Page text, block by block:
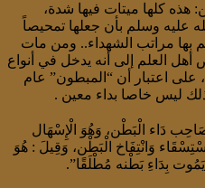
هذه كلها ميتات فيها شدة،
عليه وسلم بأن جعلها تمحيصاً
بها مراتب الشهداء.. ومن مات
العلم إلى أنه يدخل في أنواع
على اعتبار أن “المبطون” عام
ليس خاصا بداء معين .
دَاء الْبَطْن، وَهُوَ الْإِسْهَال
وَانْتِفَاخ الْبَطْن، وَقِيلَ : هُوَ
بِدَاءِ بَطْنه مُطْلَقًا”.